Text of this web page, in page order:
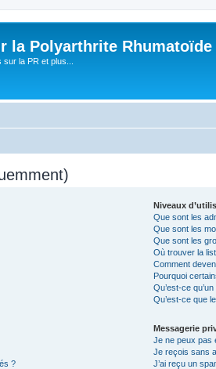
la Polyarthrite Rhumatoïde
la PR et plus...
?
Niveaux
Que sont les
Que sont les
Que sont les
Où trouver la
Comment
Pourquoi
Qu’est-ce
Qu’est-ce que
Messagerie
Je ne peux pas
Je reçois sans
J’ai reçu un